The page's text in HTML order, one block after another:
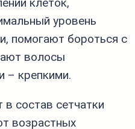
уровень
помогают бороться с
волосы
– крепкими.
в состав сетчатки
возрастных